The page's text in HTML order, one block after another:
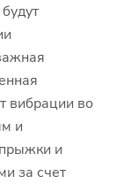
вибрации во
и
и
за счет